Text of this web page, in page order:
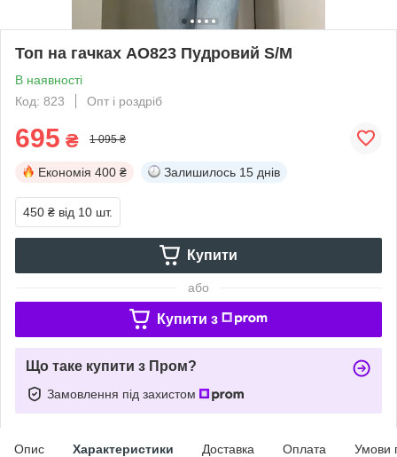
Топ на гачках AO823 Пудровий S/M
В наявності
Код: 823
Опт і роздріб
695 ₴ 1 095 ₴
Економія 400 ₴ Залишилось 15 днів
450 ₴ від 10 шт.
Купити
або
Купити з
Що таке купити з Пром?
Замовлення під захистом
Опис Характеристики Доставка Оплата Умови